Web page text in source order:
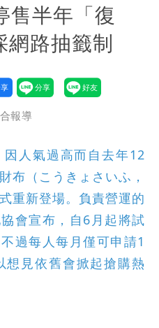
500萬獎學金延續愛
明典示警「恐遇黑潮
警訊：不利強度維持
售半年「復
路抽籤制
報導
因人氣過高而自去年12
布（こうきょさいふ，
重新登場。負責營運的
會宣布，自6月起將試
過每人每月僅可申請1
見依舊會掀起搶購熱